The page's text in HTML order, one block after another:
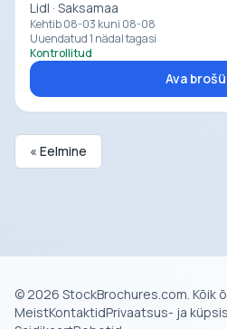
Lidl · Saksamaa
Kehtib 08-03 kuni 08-08
Uuendatud 1 nädal tagasi
Kontrollitud
Ava
« Eelmine
© 2026 StockBrochures.com. Kõik
MeistKontaktidPrivaatsus- ja